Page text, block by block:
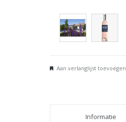
Aan verlanglijst toevoegen
Informatie